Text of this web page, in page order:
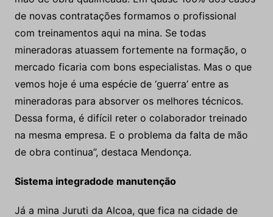
de novas contratações formamos o profissional
com treinamentos aqui na mina. Se todas
mineradoras atuassem fortemente na formação, o
mercado ficaria com bons especialistas. Mas o que
vemos hoje é uma espécie de ‘guerra’ entre as
mineradoras para absorver os melhores técnicos.
Dessa forma, é difícil reter o colaborador treinado
na mesma empresa. E o problema da falta de mão
de obra continua”, destaca Mendonça.
Sistema integradode manutenção
Já a mina Juruti da Alcoa, que fica na cidade de